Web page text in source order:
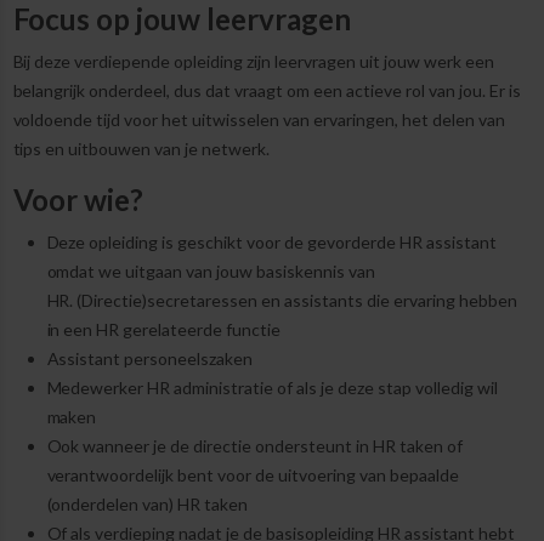
Focus op jouw leervragen
Bij deze verdiepende opleiding zijn leervragen uit jouw werk een
belangrijk onderdeel, dus dat vraagt om een actieve rol van jou. Er is
voldoende tijd voor het uitwisselen van ervaringen, het delen van
tips en uitbouwen van je netwerk.
Voor wie?
Deze opleiding is geschikt voor de gevorderde HR assistant
omdat we uitgaan van jouw basiskennis van
HR. (Directie)secretaressen en assistants die ervaring hebben
in een HR gerelateerde functie
Assistant personeelszaken
Medewerker HR administratie of als je deze stap volledig wil
maken
Ook wanneer je de directie ondersteunt in HR taken of
verantwoordelijk bent voor de uitvoering van bepaalde
(onderdelen van) HR taken
Of als verdieping nadat je de basisopleiding HR assistant hebt